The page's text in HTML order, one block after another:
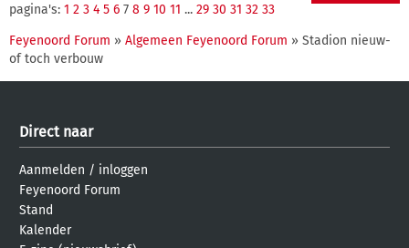
pagina's: 1 2 3 4 5 6 7 8 9 10 11 ... 29 30 31 32 33
Feyenoord Forum » Algemeen Feyenoord Forum » Stadion nieuw-
of toch verbouw
Direct naar
Aanmelden / inloggen
Feyenoord Forum
Stand
Kalender